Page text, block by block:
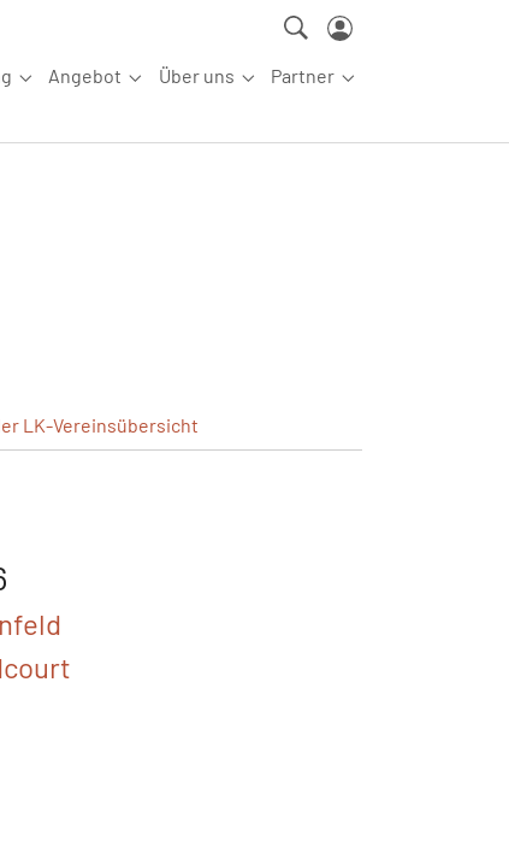
Submenu for "Aus-/Fortbildung"
Angebot
Submenu for "Angebot"
Über uns
Submenu for "Über uns"
Partner
Submenu for
LK-Vereinsübersicht